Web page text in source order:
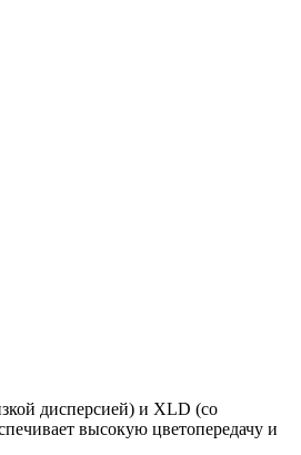
дисперсией) и XLD (со
высокую цветопередачу и